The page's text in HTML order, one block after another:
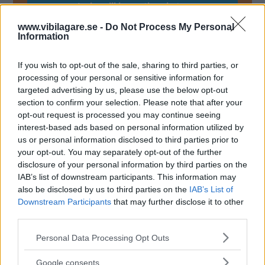
www.vibilagare.se - Do Not Process My Personal
Information
If you wish to opt-out of the sale, sharing to third parties, or
processing of your personal or sensitive information for
targeted advertising by us, please use the below opt-out
section to confirm your selection. Please note that after your
opt-out request is processed you may continue seeing
interest-based ads based on personal information utilized by
us or personal information disclosed to third parties prior to
your opt-out. You may separately opt-out of the further
disclosure of your personal information by third parties on the
IAB’s list of downstream participants. This information may
also be disclosed by us to third parties on the IAB’s List of
Downstream Participants that may further disclose it to other
Please note that this website/app uses one or more Google
not limited to your visit or usage behaviour. You may click to
Personal Data Processing Opt Outs
Google consents
Genom att anmäla dig godkänner du OK-förlagets
MER FRÅN VI BILÄGARE
Bilfrågan: Kraft i
dieseln utan
turbo?
BILFRÅGAN
Bilfrågan:
Nödvändig
service?
BILFRÅGAN
Fordonsskatt
efter CO2
vikt?
BILFRÅGAN
ÄMNEN I ARTIKELN